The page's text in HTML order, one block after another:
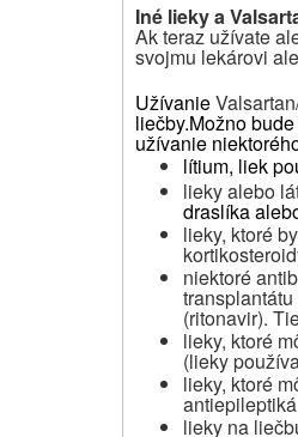
Iné lieky a
Ak teraz užívate
svojmu lekárovi
Užívanie
liečby.Možno
užívanie
lítium, liek
lieky alebo
draslíka
lieky, ktoré
niektoré
transplantátu
(ritonavir).
lieky, ktoré
(lieky
lieky, ktoré
antiepileptiká
lieky na